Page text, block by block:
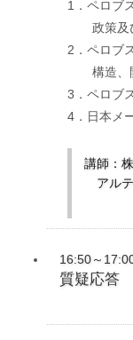
1．ペロブ
政策及び
2．ペロブ
構造、開
3．ペロブ
4．日本メ
講師：
アル
16:50～
質疑応答